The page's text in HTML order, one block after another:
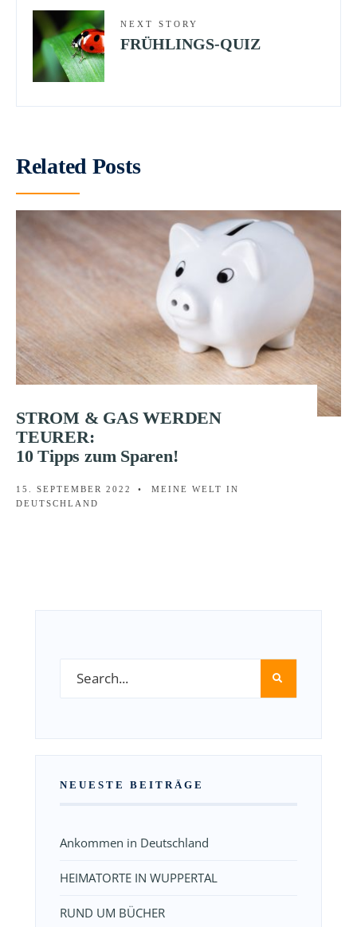
NEXT STORY
FRÜHLINGS-QUIZ
Related Posts
STROM & GAS WERDEN
TEURER:
10 Tipps zum Sparen!
15. SEPTEMBER 2022 •
MEINE WELT IN
DEUTSCHLAND
NEUESTE BEITRÄGE
Ankommen in Deutschland
HEIMATORTE IN WUPPERTAL
RUND UM BÜCHER